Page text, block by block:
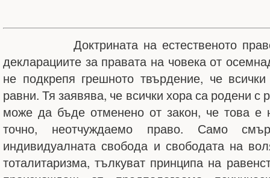
Доктрината на естественото право,
декларациите за правата на човека от
не подкрепя грешното твърдение, че
равни. Тя заявява, че всички хора са родени с
може да бъде отменено от закон, че това е
точно, неотчуждаемо право. Само
индивидуалната свобода и свободата на
тоталитаризма, тълкуват принципа на